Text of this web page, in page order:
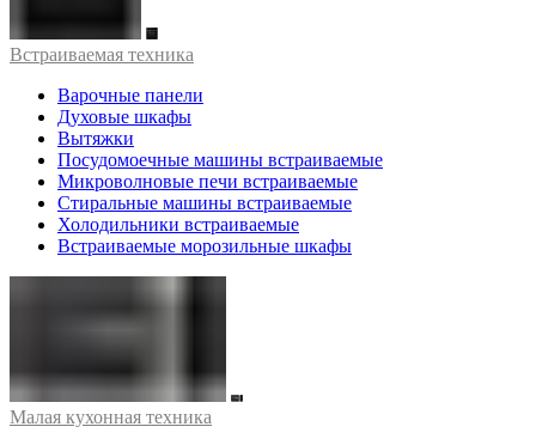
Встраиваемая техника
Варочные панели
Духовые шкафы
Вытяжки
Посудомоечные машины встраиваемые
Микроволновые печи встраиваемые
Стиральные машины встраиваемые
Холодильники встраиваемые
Встраиваемые морозильные шкафы
Малая кухонная техника